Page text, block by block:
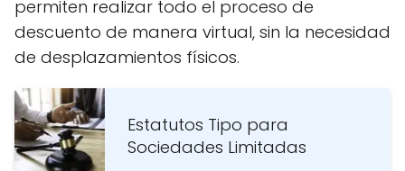
permiten realizar todo el proceso de
descuento de manera virtual, sin la necesidad
de desplazamientos físicos.
Estatutos Tipo para
Sociedades Limitadas